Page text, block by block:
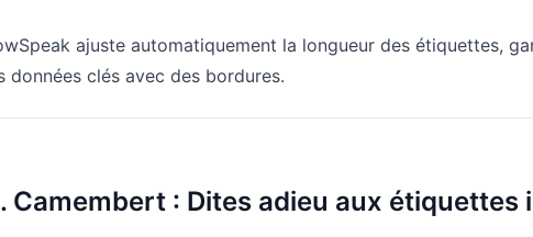
ajuste automatiquement la longueur des étiquettes,
données clés avec des bordures.
Camembert : Dites adieu aux étiquettes